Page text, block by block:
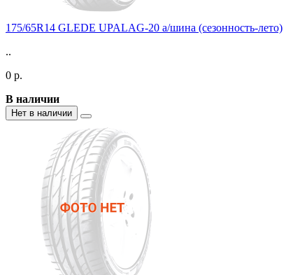
175/65R14 GLEDE UPALAG-20 а/шина (сезонность-лето)
..
0 р.
В наличии
Нет в наличии